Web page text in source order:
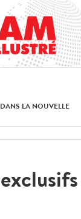
LA NOUVELLE